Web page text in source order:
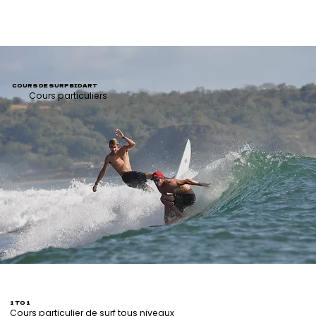
COURS DE SURF BIDART
Cours particuliers
1 TO 1
Cours particulier de surf tous niveaux